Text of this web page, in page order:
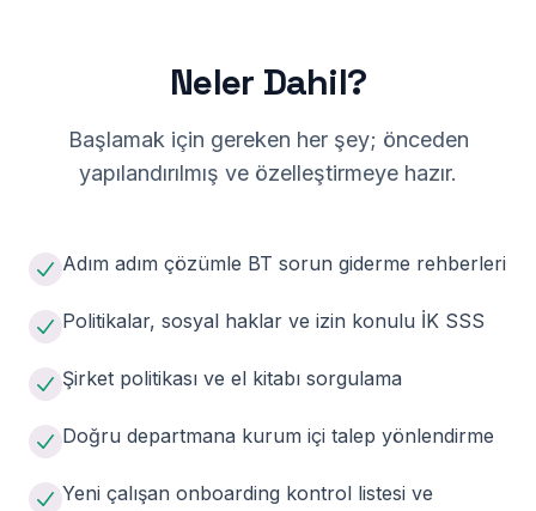
Neler Dahil?
Başlamak için gereken her şey; önceden
yapılandırılmış ve özelleştirmeye hazır.
Adım adım çözümle BT sorun giderme rehberleri
Politikalar, sosyal haklar ve izin konulu İK SSS
Şirket politikası ve el kitabı sorgulama
Doğru departmana kurum içi talep yönlendirme
Yeni çalışan onboarding kontrol listesi ve